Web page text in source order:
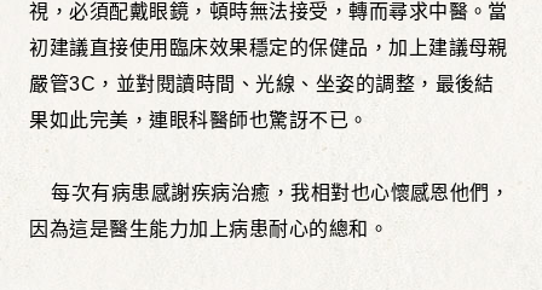
視，必須配戴眼鏡，頓時無法接受，轉而尋求中醫。當
初建議直接使用臨床效果穩定的保健品，加上建議母親
嚴管3C，並對閱讀時間、光線、坐姿的調整，最後結
果如此完美，連眼科醫師也驚訝不已。
每次有病患感謝疾病治癒，我相對也心懷感恩他們，
因為這是醫生能力加上病患耐心的總和。